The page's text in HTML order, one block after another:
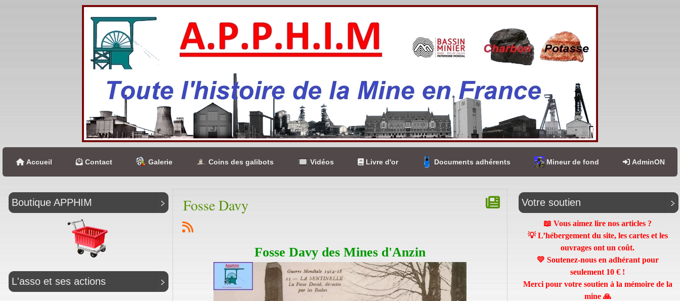
Accueil Contact Galerie Coins des galibots Vidéos Livre d'or Documents adhérents Mineur de fond AdminON
Boutique APPHIM
L'asso et ses actions
Fosse Davy
Fosse Davy des Mines d'Anzin
Votre soutien
📖 Vous aimez lire nos articles ?
💡 L’hébergement du site, les cartes et les
ouvrages ont un coût.
💛 Soutenez-nous en adhérant pour
seulement 10 € !
Merci pour votre soutien à la mémoire de la
mine 🙏